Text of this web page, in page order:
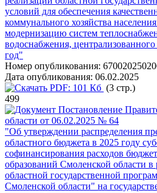
условий для обеспечения
коммунального хозяйства
модернизацию систем
водоснабжения,
год"
Номер опубликования:
Дата опубликования: 06.02.2025
PDF: 101 Кб (3 стр.)
499
Постановление
области от 06.02.2025 № 64
"Об утверждении распределения
областного бюджета в 2025 году
софинансирования расходов
образований Смоленской области в
областной государственной
Смоленской области" на